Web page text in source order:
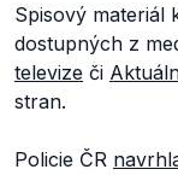
Spisový materiál
dostupných z
televize či
stran.
Policie ČR